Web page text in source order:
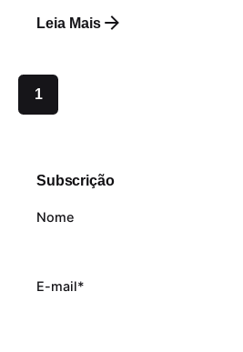
Leia Mais
1
Subscrição
Nome
E-mail*